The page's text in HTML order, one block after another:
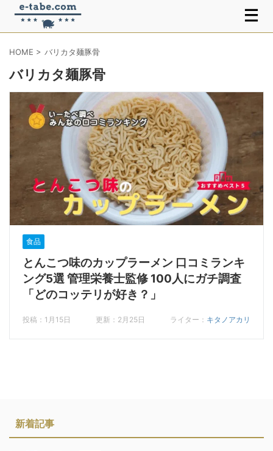
HOME > バリカタ麺豚骨
バリカタ麺豚骨
食品
とんこつ味のカップラーメン 口コミランキ
ング5選 管理栄養士監修 100人にガチ調査
「どのコッテリが好き？」
投稿：1月15日 更新：2月25日 ライター： キタノアカリ
新着記事